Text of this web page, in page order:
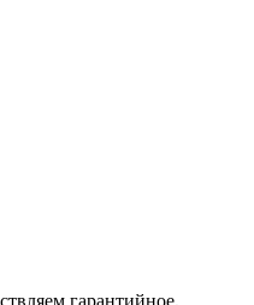
гарантийное,